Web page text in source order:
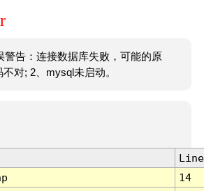
警告：连接数据库失败，可能的原
对; 2、mysql未启动。
Line
14